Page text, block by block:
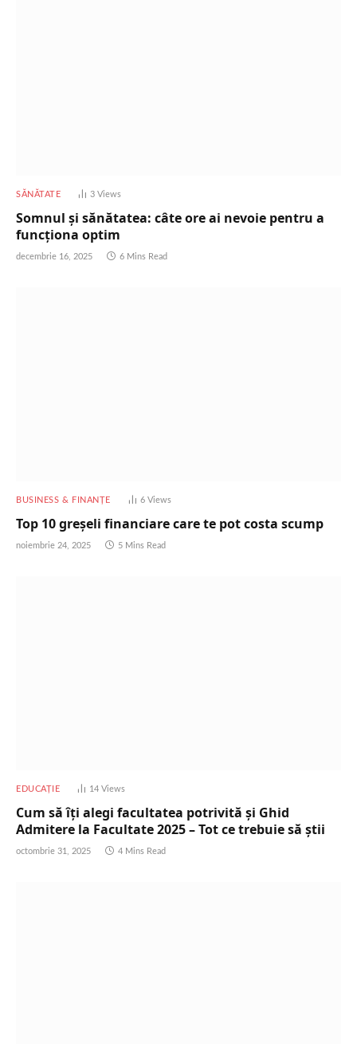
SĂNĂTATE 3Views
Somnul și sănătatea: câte ore ai nevoie pentru a
funcționa optim
decembrie 16, 2025 6 Mins Read
BUSINESS & FINANȚE 6 Views
Top 10 greșeli financiare care te pot costa scump
noiembrie 24, 2025 5 Mins Read
EDUCAȚIE 14Views
Cum să îți alegi facultatea potrivită și Ghid
Admitere la Facultate 2025 – Tot ce trebuie să știi
octombrie 31, 2025 4 Mins Read